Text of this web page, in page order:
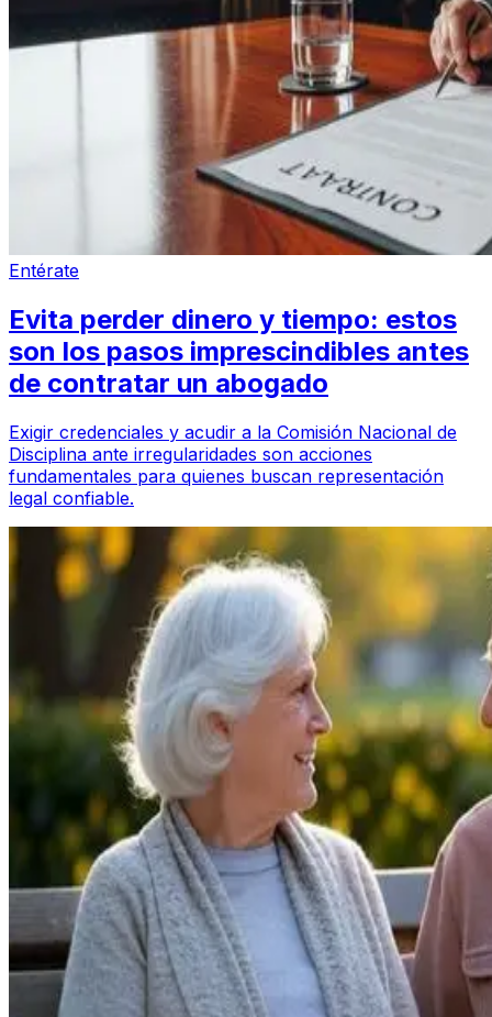
Entérate
Evita perder dinero y tiempo: estos
son los pasos imprescindibles antes
de contratar un abogado
Exigir credenciales y acudir a la Comisión Nacional de
Disciplina ante irregularidades son acciones
fundamentales para quienes buscan representación
legal confiable.